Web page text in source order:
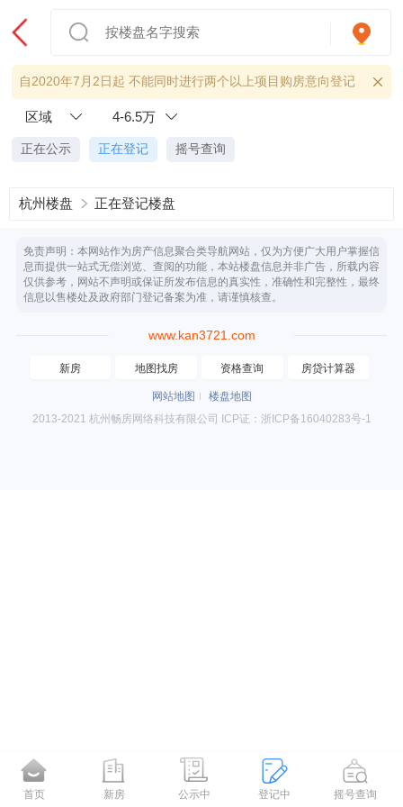
自2020年7月2日起 不能同时进行两个以上项目购房意向登记
区域 4-6.5万
正在公示 正在登记 摇号查询
杭州楼盘 正在登记楼盘
免责声明：本网站作为房产信息聚合类导航网站，仅为方便广大用户掌握信
息而提供一站式无偿浏览、查阅的功能，本站楼盘信息并非广告，所载内容
仅供参考，网站不声明或保证所发布信息的真实性，准确性和完整性，最终
信息以售楼处及政府部门登记备案为准，请谨慎核查。
www.kan3721.com
新房 地图找房 资格查询 房贷计算器
网站地图
楼盘地图
2013-2021 杭州畅房网络科技有限公司 ICP证：浙ICP备16040283号-1
首页 新房 公示中 登记中 摇号查询